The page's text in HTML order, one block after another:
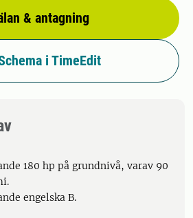
& antagning
i TimeEdit
180 hp på grundnivå, varav 90
engelska B.